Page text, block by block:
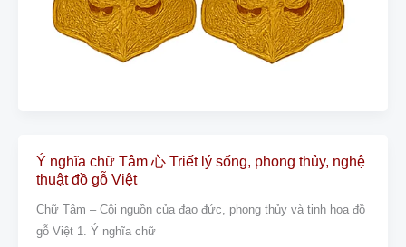
Ý nghĩa chữ Tâm 心 Triết lý sống, phong thủy, nghệ
thuật đồ gỗ Việt
Chữ Tâm – Cội nguồn của đạo đức, phong thủy và tinh hoa đồ
gỗ Việt 1. Ý nghĩa chữ
Ý
nghĩa
chữ
Tâm